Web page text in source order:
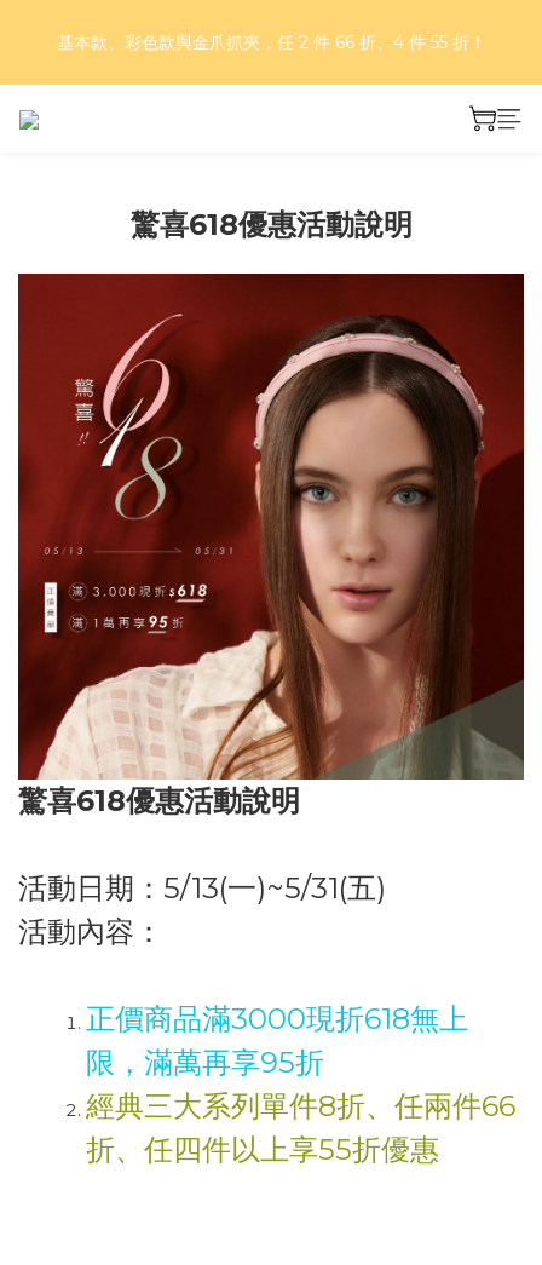
折，滿五件享7折！
基本款、彩色款與金爪抓夾，任 2 件 66 折、4 件 55 折！
好評再延長！夏日年中慶 part II｜正價商品 8 折，滿三件享75
驚喜618優惠活動說明
驚喜618優惠活動說明
活動日期：5/13(一)~5/31(五)
活動內容：
正價商品滿3000現折618無上
限，滿萬再享95折
經典三大系列單件8折、任兩件66
折、任四件以上享55折優惠